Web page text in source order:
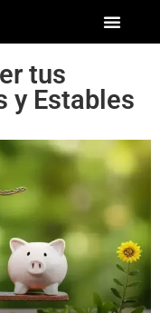
tus
y Estables